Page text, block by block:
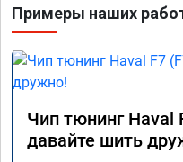
Примеры наших
Чип тюнинг Haval
давайте шить